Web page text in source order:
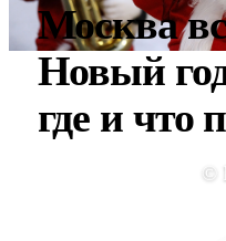
Москва
Новый
где и что
©